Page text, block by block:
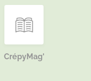
CrépyMag'